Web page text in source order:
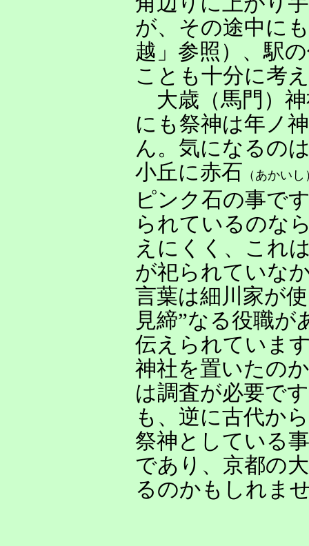
が、その途中に
越」参照）、駅
ことも十分に考
大歳（馬門）神
にも祭神は年ノ
ん。気になるの
小丘に赤石 （あかいし
ピンク石の事で
られているのな
えにくく、これ
が祀られていな
言葉は細川家が
見締”なる役職
伝えられていま
神社を置いたの
は調査が必要で
も、逆に古代か
祭神としている
であり、京都の
るのかもしれま